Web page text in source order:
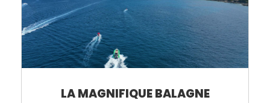
LA MAGNIFIQUE BALAGNE